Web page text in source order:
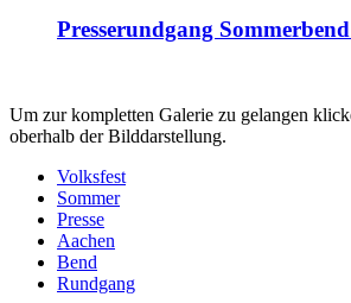
Presserundgang
Um zur kompletten Galerie zu gelangen
oberhalb der Bilddarstellung.
Volksfest
Sommer
Presse
Aachen
Bend
Rundgang